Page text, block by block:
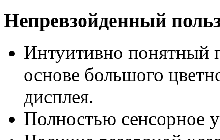
Непревзойденный
Интуитивно понятный
основе большого
дисплея.
Полностью сенсорное